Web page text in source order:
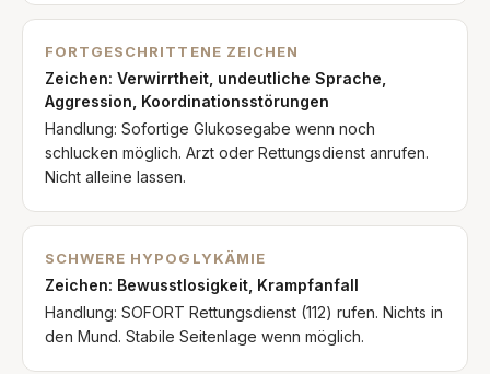
FORTGESCHRITTENE ZEICHEN
Zeichen: Verwirrtheit, undeutliche Sprache,
Aggression, Koordinationsstörungen
Handlung: Sofortige Glukosegabe wenn noch
schlucken möglich. Arzt oder Rettungsdienst anrufen.
Nicht alleine lassen.
SCHWERE HYPOGLYKÄMIE
Zeichen: Bewusstlosigkeit, Krampfanfall
Handlung: SOFORT Rettungsdienst (112) rufen. Nichts in
den Mund. Stabile Seitenlage wenn möglich.